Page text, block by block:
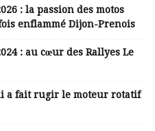
: la passion des motos
enflammé Dijon-Prenois
: au cœur des Rallyes Le
a fait rugir le moteur rotatif